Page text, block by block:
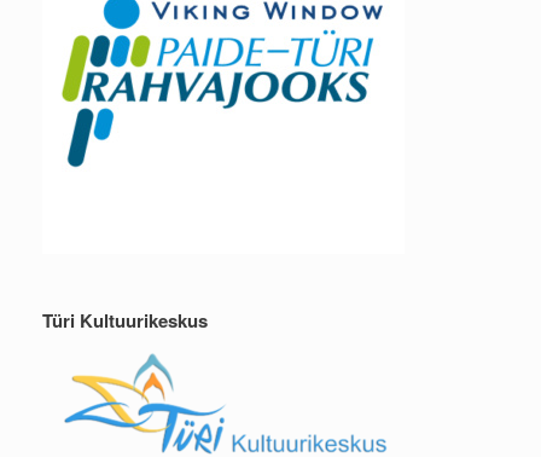
Türi Kultuurikeskus